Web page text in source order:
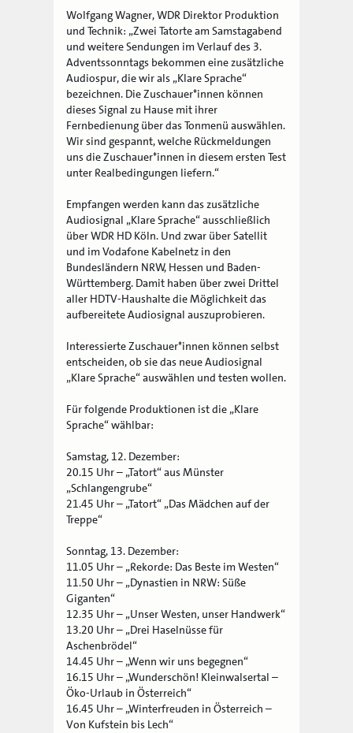
Wolfgang Wagner, WDR Direktor Produktion
und Technik: „Zwei Tatorte am Samstagabend
und weitere Sendungen im Verlauf des 3.
Adventssonntags bekommen eine zusätzliche
Audiospur, die wir als „Klare Sprache“
bezeichnen. Die Zuschauer*innen können
dieses Signal zu Hause mit ihrer
Fernbedienung über das Tonmenü auswählen.
Wir sind gespannt, welche Rückmeldungen
uns die Zuschauer*innen in diesem ersten Test
unter Realbedingungen liefern.“
Empfangen werden kann das zusätzliche
Audiosignal „Klare Sprache“ ausschließlich
über WDR HD Köln. Und zwar über Satellit
und im Vodafone Kabelnetz in den
Bundesländern NRW, Hessen und Baden-
Württemberg. Damit haben über zwei Drittel
aller HDTV-Haushalte die Möglichkeit das
aufbereitete Audiosignal auszuprobieren.
Interessierte Zuschauer*innen können selbst
entscheiden, ob sie das neue Audiosignal
„Klare Sprache“ auswählen und testen wollen.
Für folgende Produktionen ist die „Klare
Sprache“ wählbar:
Samstag, 12. Dezember:
20.15 Uhr – „Tatort“ aus Münster
„Schlangengrube“
21.45 Uhr – „Tatort“ „Das Mädchen auf der
Treppe“
Sonntag, 13. Dezember:
11.05 Uhr – „Rekorde: Das Beste im Westen“
11.50 Uhr – „Dynastien in NRW: Süße
Giganten“
12.35 Uhr – „Unser Westen, unser Handwerk“
13.20 Uhr – „Drei Haselnüsse für
Aschenbrödel“
14.45 Uhr – „Wenn wir uns begegnen“
16.15 Uhr – „Wunderschön! Kleinwalsertal –
Öko-Urlaub in Österreich“
16.45 Uhr – „Winterfreuden in Österreich –
Von Kufstein bis Lech“